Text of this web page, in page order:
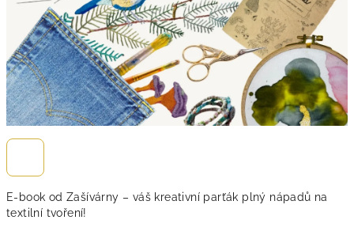
E-book od Zašívárny – váš kreativní parťák plný nápadů na
textilní tvoření!